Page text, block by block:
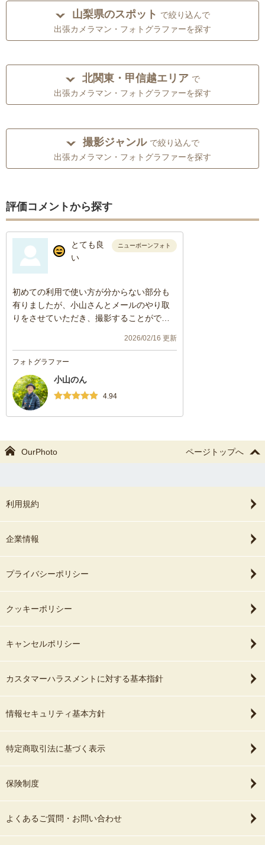
山梨県のスポット で絞り込んで
出張カメラマン・フォトグラファーを探す
北関東・甲信越エリア で
出張カメラマン・フォトグラファーを探す
撮影ジャンル で絞り込んで
出張カメラマン・フォトグラファーを探す
評価コメントから探す
とても良
い
ニューボーンフォト
初めての利用で使い方が分からない部分も
有りましたが、小山さんとメールのやり取
りをさせていただき、撮影することがでし
日曜日に妻と話をして、色んなところを見
ながらこちらのサイトにたどり着き、そこ
ーディーに事が進むことができました。
小山さんはメールも丁寧で、撮影も道具を
納品された写真を見てもとても良い仕上が
いですね！
2026/02/16 更新
フォトグラファー
小山のん
4.94
OurPhoto ページトップへ
利用規約
企業情報
プライバシーポリシー
クッキーポリシー
キャンセルポリシー
カスタマーハラスメントに対する基本指針
情報セキュリティ基本方針
特定商取引法に基づく表示
保険制度
よくあるご質問・お問い合わせ